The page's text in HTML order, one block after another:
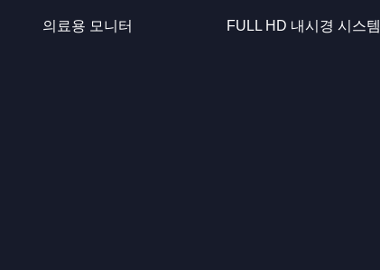
의료용 모니터 FULL HD 내시경 시스템